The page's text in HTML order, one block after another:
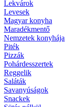
Lekvárok
Levesek
Magyar konyha
Maradékmentő
Nemzetek konyhája
Piték
Pizzák
Pohárdesszertek
Reggelik
Saláták
Savanyúságok
Snackek